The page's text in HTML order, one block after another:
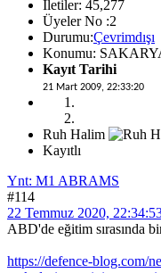
İletiler: 45,277
Üyeler No :2
Durumu:Çevrimdışı
Konumu:
Kayıt Tarihi
21 Mart 2009, 22:33:20
Ruh Halim
Kayıtlı
Ynt: M1 ABRAMS
#114
22 Temmuz 2020,
ABD'de eğitim sırasında
https://defence-blog.com/